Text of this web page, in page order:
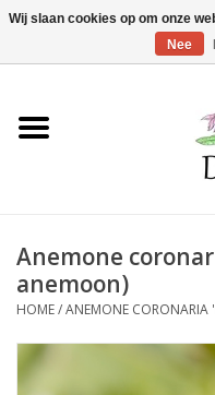
Home
Voorjaarsbloeiers
Herfstbloeiers
Anemone
anemoon)
HOME/ANEMONE
Wij slaan cookies op om onze
Nee